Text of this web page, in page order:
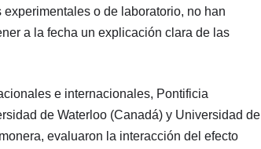
o de laboratorio, no han
a la fecha un explicación clara de las
e internacionales, Pontificia
de Waterloo (Canadá) y Universidad de
evaluaron la interacción del efecto